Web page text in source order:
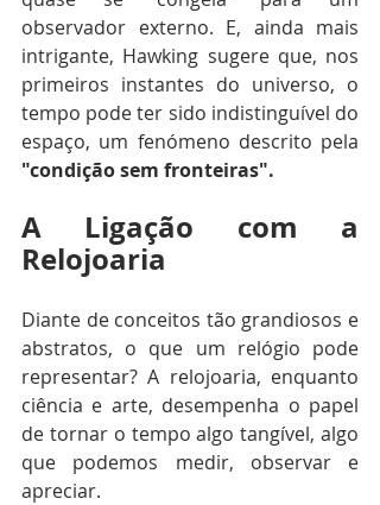
observador externo. E, ainda mais
intrigante, Hawking sugere que, nos
primeiros instantes do universo, o
tempo pode ter sido indistinguível do
"condição sem fronteiras".
A Ligação com a
Relojoaria
Diante de conceitos tão grandiosos e
abstratos, o que um relógio pode
representar? A relojoaria, enquanto
ciência e arte, desempenha o papel
de tornar o tempo algo tangível, algo
que podemos medir, observar e
apreciar.